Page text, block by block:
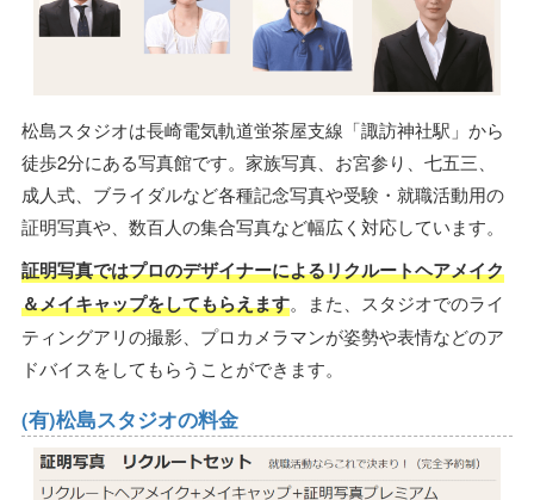
松島スタジオは長崎電気軌道蛍茶屋支線「諏訪神社駅」から
徒歩2分にある写真館です。家族写真、お宮参り、七五三、
成人式、ブライダルなど各種記念写真や受験・就職活動用の
証明写真や、数百人の集合写真など幅広く対応しています。
証明写真ではプロのデザイナーによるリクルートヘアメイク
＆メイキャップをしてもらえます。また、スタジオでのライ
ティングアリの撮影、プロカメラマンが姿勢や表情などのア
ドバイスをしてもらうことができます。
(有)松島スタジオの料金